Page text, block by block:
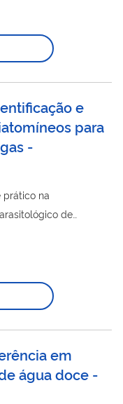
controle desses
PE ou ser itinerante
e
para
-
prático na
de
doença de Chagas.
em
água doce -